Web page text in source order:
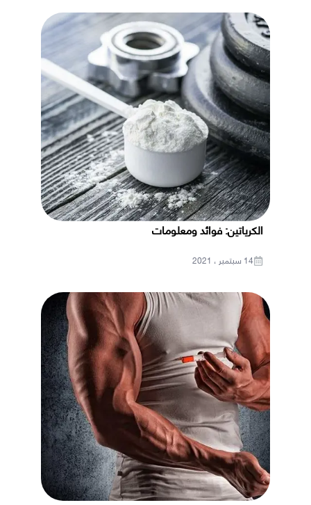
الكرياتين: فوائد ومعلومات
14 سبتمبر ، 2021